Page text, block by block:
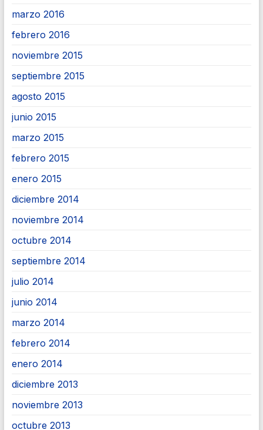
marzo 2016
febrero 2016
noviembre 2015
septiembre 2015
agosto 2015
junio 2015
marzo 2015
febrero 2015
enero 2015
diciembre 2014
noviembre 2014
octubre 2014
septiembre 2014
julio 2014
junio 2014
marzo 2014
febrero 2014
enero 2014
diciembre 2013
noviembre 2013
octubre 2013